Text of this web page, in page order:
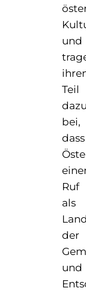
und
Teil
bei,
dass
Ruf
als
der
und